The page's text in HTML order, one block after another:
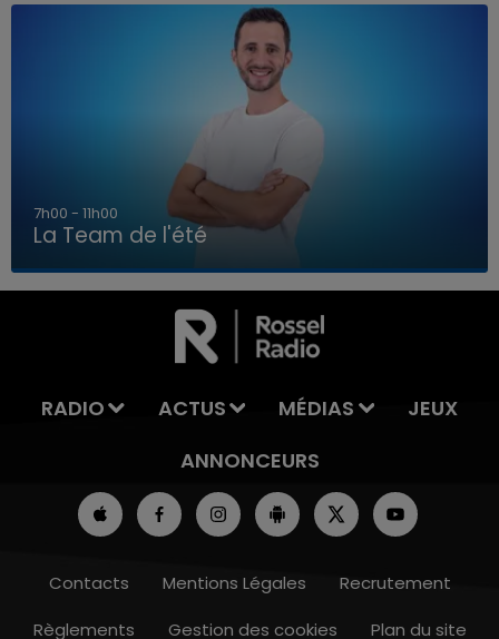
LA TEAM DE L'ÉTÉ
7h00 - 11h00
La Team de l'été
RADIO ACTUS MÉDIAS
JEUX
ANNONCEURS
Contacts Mentions Légales
Recrutement
Règlements
Gestion des cookies Plan du site